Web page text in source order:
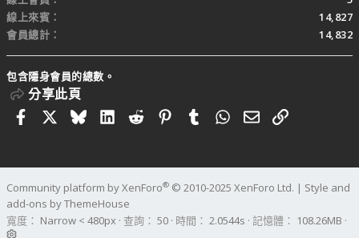
線上來賓
14,827
會員總計
14,832
包含隱身會員的總數。
分享此頁
FacebookBlueskyLinkedIn
RedditPinterestTumblrWhatsApp
電子郵件
連結
Community platform by XenForo® © 2010-2025 XenForo Ltd. | Style and
add-ons by ThemeHouse
寬度
查詢 50 時間 2.0544s 記憶體 108.26MB